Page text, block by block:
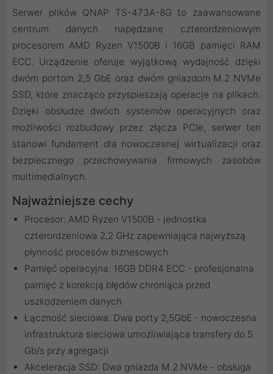
Serwer plików QNAP TS-473A-8G to zaawansowane
centrum danych napędzane czterordzeniowym
procesorem AMD Ryzen V1500B i 16GB pamięci RAM
ECC. Urządzenie oferuje wyjątkową wydajność dzięki
dwóm portom 2,5 GbE oraz dwóm gniazdom M.2 NVMe
SSD, które znacząco przyspieszają operacje na plikach.
Dzięki obsłudze dwóch systemów operacyjnych oraz
możliwości rozbudowy przez złącza PCIe, serwer ten
stanowi fundament dla nowoczesnej wirtualizacji oraz
bezpiecznego przechowywania firmowych zasobów
multimedialnych.
Najważniejsze cechy
Procesor: AMD Ryzen V1500B - jednostka
czterordzeniowa 2,2 GHz zapewniająca najwyższą
płynność procesów biznesowych
Pamięć operacyjna: 16GB DDR4 ECC - profesjonalna
pamięć z korekcją błędów chroniąca przed
uszkodzeniem danych
Łączność sieciowa: Dwa porty 2,5GbE - nowoczesna
infrastruktura sieciowa umożliwiająca transfery do 5
Gb/s przy agregacji
Akceleracja SSD: Dwa gniazda M.2 NVMe - obsługa